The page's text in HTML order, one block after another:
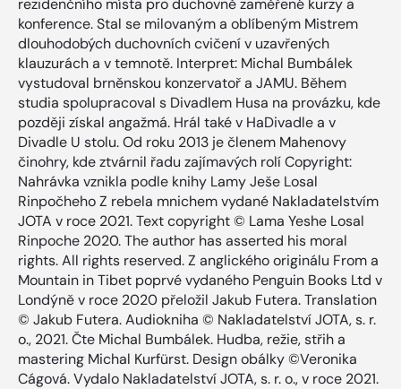
rezidenčního místa pro duchovně zaměřené kurzy a
konference. Stal se milovaným a oblíbeným Mistrem
dlouhodobých duchovních cvičení v uzavřených
klauzurách a v temnotě. Interpret: Michal Bumbálek
vystudoval brněnskou konzervatoř a JAMU. Během
studia spolupracoval s Divadlem Husa na provázku, kde
později získal angažmá. Hrál také v HaDivadle a v
Divadle U stolu. Od roku 2013 je členem Mahenovy
činohry, kde ztvárnil řadu zajímavých rolí Copyright:
Nahrávka vznikla podle knihy Lamy Ješe Losal
Rinpočheho Z rebela mnichem vydané Nakladatelstvím
JOTA v roce 2021. Text copyright © Lama Yeshe Losal
Rinpoche 2020. The author has asserted his moral
rights. All rights reserved. Z anglického originálu From a
Mountain in Tibet poprvé vydaného Penguin Books Ltd v
Londýně v roce 2020 přeložil Jakub Futera. Translation
© Jakub Futera. Audiokniha © Nakladatelství JOTA, s. r.
o., 2021. Čte Michal Bumbálek. Hudba, režie, střih a
mastering Michal Kurfürst. Design obálky ©Veronika
Cágová. Vydalo Nakladatelství JOTA, s. r. o., v roce 2021.